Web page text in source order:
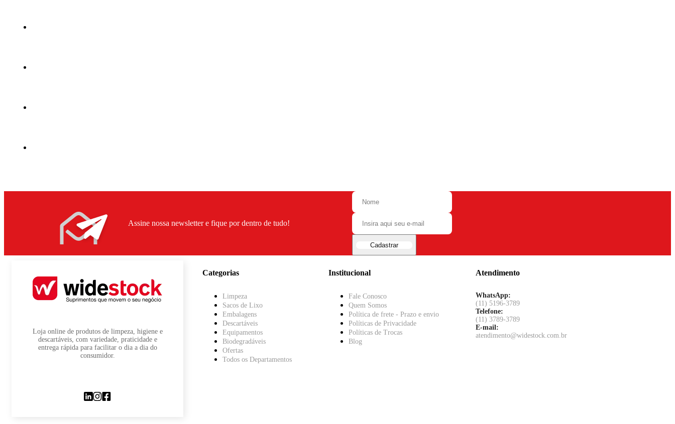
Assine nossa newsletter e fique por dentro de tudo!
Cadastrar
Loja online de produtos de limpeza, higiene e
descartáveis, com variedade, praticidade e
entrega rápida para facilitar o dia a dia do
consumidor.
Categorias
Limpeza
Sacos de Lixo
Embalagens
Descartáveis
Equipamentos
Biodegradáveis
Ofertas
Todos os Departamentos
Institucional
Fale Conosco
Quem Somos
Política de frete - Prazo e envio
Políticas de Privacidade
Políticas de Trocas
Blog
Atendimento
WhatsApp:
(11) 5196-3789
Telefone:
(11) 3789-3789
E-mail:
atendimento@widestock.com.br